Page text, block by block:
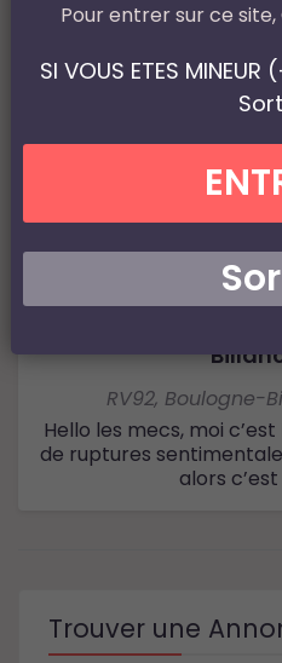
Pour entrer sur ce site,
SI VOUS ETES
RV92, Boulogne-
Hello les mecs, moi
de ruptures
alors c’est
Trouver une